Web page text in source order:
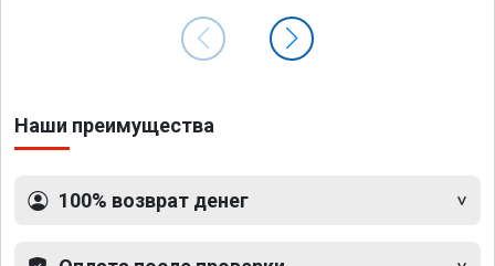
Наши преимущества
100% возврат денег